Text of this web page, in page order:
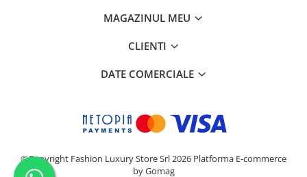
MAGAZINUL MEU
CLIENTI
DATE COMERCIALE
©Copyright Fashion Luxury Store Srl 2026 Platforma E-commerce
by Gomag